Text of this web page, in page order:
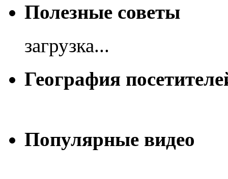
Полезные советы
загрузка...
География
Популярные видео